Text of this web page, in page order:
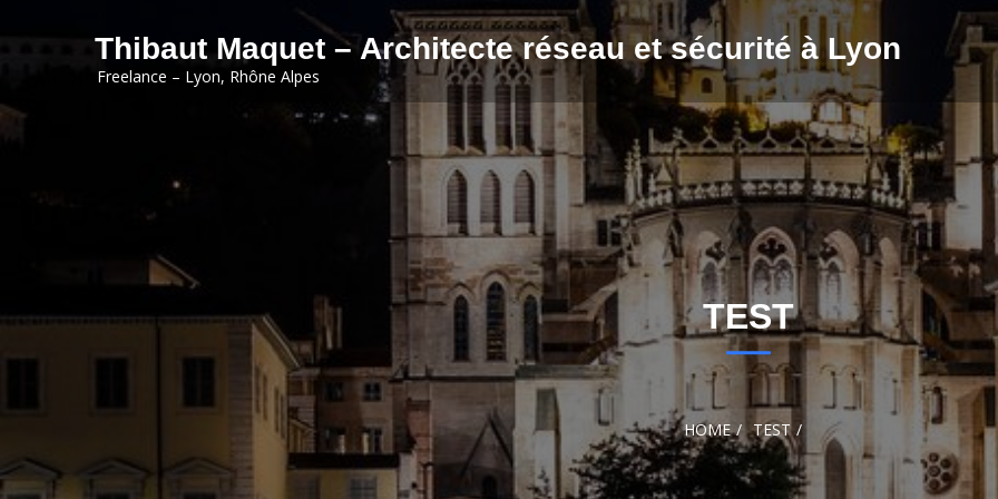
Thibaut Maquet – Architecte réseau et sécurité à Lyon
Freelance – Lyon, Rhône Alpes
TEST
HOME TEST